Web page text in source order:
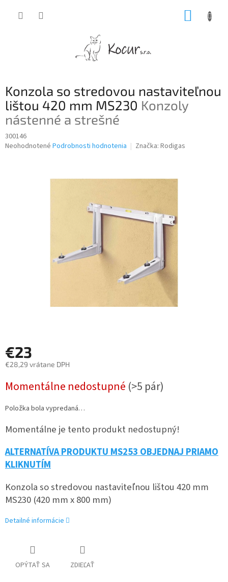
Konzola so stredovou nastaviteľnou
lištou 420 mm MS230 Konzoly
nástenné a strešné
300146
Priemerné
Neohodnotené Podrobnosti hodnotenia Značka: Rodigas
€23
€28,29 vrátane DPH
cena:
Momentálne nedostupné (>5 pár)
Položka bola vypredaná…
Momentálne je tento produkt nedostupný!
ALTERNATÍVA PRODUKTU MS253 OBJEDNAJ PRIAMO
KLIKNUTÍM
Konzola so stredovou nastaviteľnou lištou 420 mm
MS230 (420 mm x 800 mm)
Detailné informácie
OPÝTAŤ SA ZDIEĽAŤ